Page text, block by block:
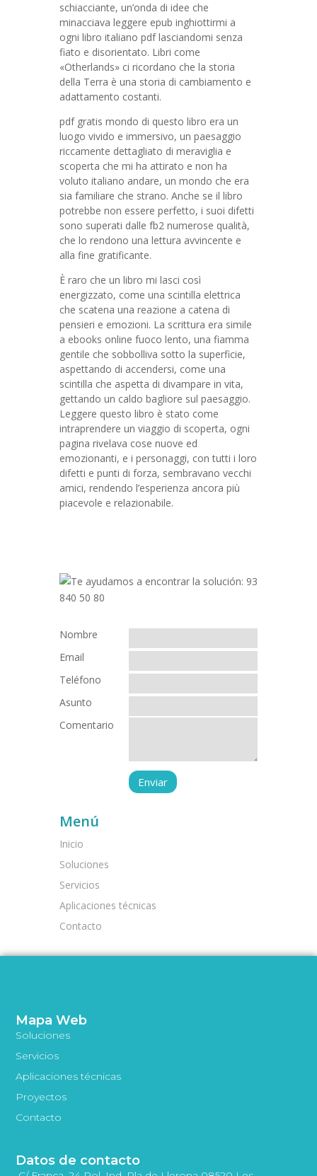
schiacciante, un’onda di idee che
minacciava leggere epub inghiottirmi a
ogni libro italiano pdf lasciandomi senza
fiato e disorientato. Libri come
«Otherlands» ci ricordano che la storia
della Terra è una storia di cambiamento e
adattamento costanti.
pdf gratis mondo di questo libro era un
luogo vivido e immersivo, un paesaggio
riccamente dettagliato di meraviglia e
scoperta che mi ha attirato e non ha
voluto italiano andare, un mondo che era
sia familiare che strano. Anche se il libro
potrebbe non essere perfetto, i suoi difetti
sono superati dalle fb2 numerose qualità,
che lo rendono una lettura avvincente e
alla fine gratificante.
È raro che un libro mi lasci così
energizzato, come una scintilla elettrica
che scatena una reazione a catena di
pensieri e emozioni. La scrittura era simile
a ebooks online fuoco lento, una fiamma
gentile che sobbolliva sotto la superficie,
aspettando di accendersi, come una
scintilla che aspetta di divampare in vita,
gettando un caldo bagliore sul paesaggio.
Leggere questo libro è stato come
intraprendere un viaggio di scoperta, ogni
pagina rivelava cose nuove ed
emozionanti, e i personaggi, con tutti i loro
difetti e punti di forza, sembravano vecchi
amici, rendendo l’esperienza ancora più
piacevole e relazionabile.
Nombre
Email
Teléfono
Asunto
Comentario
Menú
Inicio
Soluciones
Servicios
Aplicaciones técnicas
Contacto
Mapa Web
Soluciones
Servicios
Aplicaciones técnicas
Proyectos
Contacto
Datos de contacto